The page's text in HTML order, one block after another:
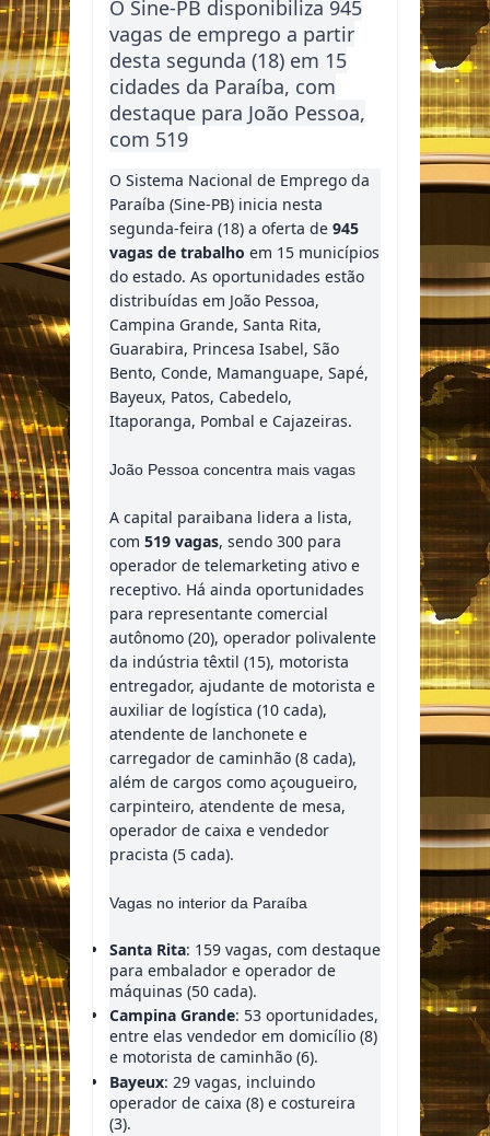
O Sine-PB disponibiliza 945
vagas de emprego a partir
desta segunda (18) em 15
cidades da Paraíba, com
destaque para João Pessoa,
com 519
O Sistema Nacional de Emprego da
Paraíba (Sine-PB) inicia nesta
segunda-feira (18) a oferta de 945
vagas de trabalho em 15 municípios
do estado. As oportunidades estão
distribuídas em João Pessoa,
Campina Grande, Santa Rita,
Guarabira, Princesa Isabel, São
Bento, Conde, Mamanguape, Sapé,
Bayeux, Patos, Cabedelo,
Itaporanga, Pombal e Cajazeiras.
João Pessoa concentra mais vagas
A capital paraibana lidera a lista,
com 519 vagas, sendo 300 para
operador de telemarketing ativo e
receptivo. Há ainda oportunidades
para representante comercial
autônomo (20), operador polivalente
da indústria têxtil (15), motorista
entregador, ajudante de motorista e
auxiliar de logística (10 cada),
atendente de lanchonete e
carregador de caminhão (8 cada),
além de cargos como açougueiro,
carpinteiro, atendente de mesa,
operador de caixa e vendedor
pracista (5 cada).
Vagas no interior da Paraíba
Santa Rita: 159 vagas, com destaque
para embalador e operador de
máquinas (50 cada).
Campina Grande: 53 oportunidades,
entre elas vendedor em domicílio (8)
e motorista de caminhão (6).
Bayeux: 29 vagas, incluindo
operador de caixa (8) e costureira
(3).